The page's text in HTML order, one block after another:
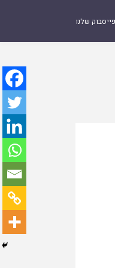
שלנו